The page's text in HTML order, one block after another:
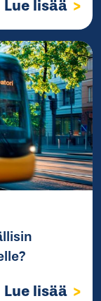
Lue lisää
Lue lisää